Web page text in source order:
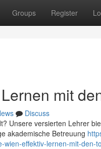
Groups Register
mit
Discuss
Unsere versierten Lehrer
akademische Betreuung
wien-effektiv-lernen-mit-den-